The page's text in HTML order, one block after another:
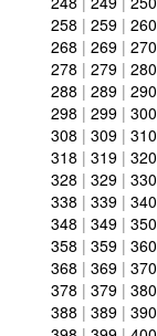
258 | 259 | 260
268 | 269 | 270
278 | 279 | 280
288 | 289 | 290
298 | 299 | 300
308 | 309 | 310
318 | 319 | 320
328 | 329 | 330
338 | 339 | 340
348 | 349 | 350
358 | 359 | 360
368 | 369 | 370
378 | 379 | 380
388 | 389 | 390